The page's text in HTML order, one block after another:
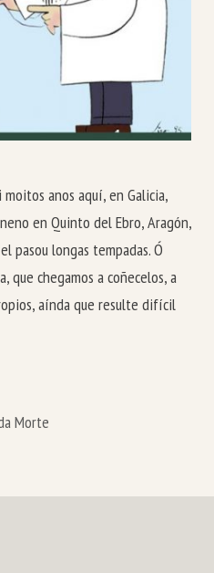
anos aquí, en Galicia,
en Quinto del Ebro, Aragón,
pasou longas tempadas. Ó
que chegamos a coñecelos, a
aínda que resulte difícil
Morte